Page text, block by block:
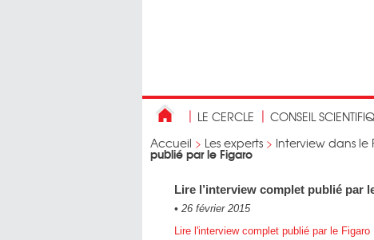
LE CERCLE CONSEIL
Accueil > Les experts > Interview dans le
publié par le Figaro
Lire l’interview complet publié par
• 26 février 2015
Lire l'interview complet publié par le Figaro